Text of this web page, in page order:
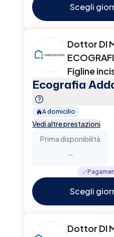
Scegli
Dottor DI
Figline
Ecografia
A domicilio
Vedi altre prestazioni
Prima disponibilità
-
Scegli
Dottor DI